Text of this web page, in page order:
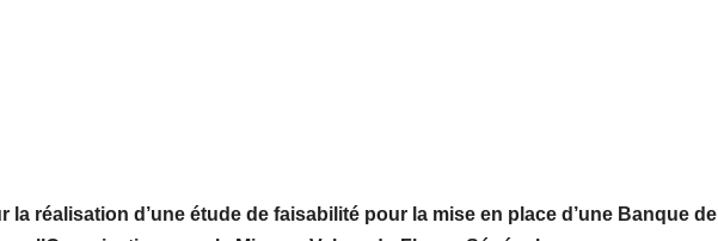
la réalisation d’une étude de faisabilité pour la mise en place d’une Banque de